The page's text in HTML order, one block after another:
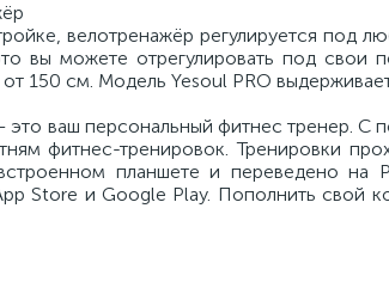
велотренажёр регулируется под
вы можете отрегулировать под свои
150 см. Модель Yesoul PRO
это ваш персональный фитнес тренер.
фитнес-тренировок. Тренировки
планшете и переведено на
Store и Google Play. Пополнить свой